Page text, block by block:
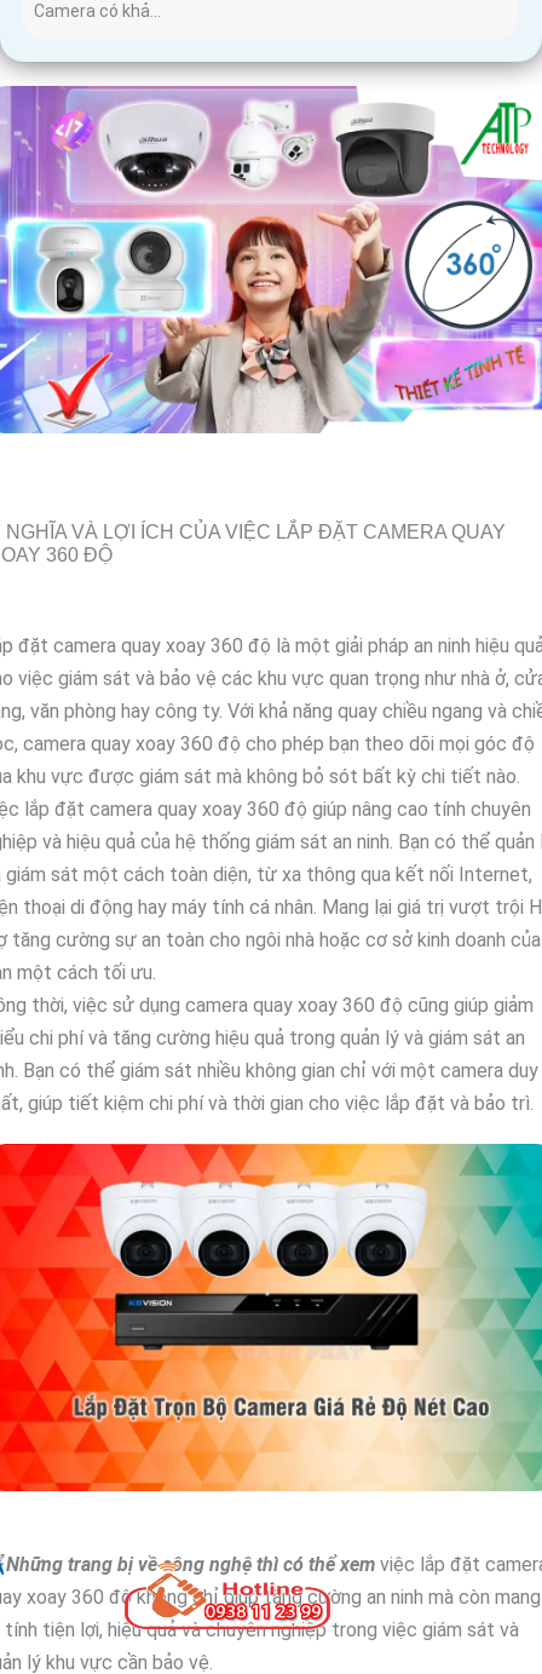
Camera có khả...
NGHĨA VÀ LỢI ÍCH CỦA VIỆC LẮP ĐẶT CAMERA QUAY
360 ĐỘ
đặt camera quay xoay 360 độ là một giải pháp an ninh hiệu
việc giám sát và bảo vệ các khu vực quan trọng như nhà ở,
văn phòng hay công ty. Với khả năng quay chiều ngang và
camera quay xoay 360 độ cho phép bạn theo dõi mọi góc độ
khu vực được giám sát mà không bỏ sót bất kỳ chi tiết nào.
lắp đặt camera quay xoay 360 độ giúp nâng cao tính chuyên
và hiệu quả của hệ thống giám sát an ninh. Bạn có thể quản
giám sát một cách toàn diện, từ xa thông qua kết nối Internet,
thoại di động hay máy tính cá nhân. Mang lại giá trị vượt trội
tăng cường sự an toàn cho ngôi nhà hoặc cơ sở kinh doanh của
một cách tối ưu.
thời, việc sử dụng camera quay xoay 360 độ cũng giúp giảm
chi phí và tăng cường hiệu quả trong quản lý và giám sát an
Bạn có thể giám sát nhiều không gian chỉ với một camera duy
giúp tiết kiệm chi phí và thời gian cho việc lắp đặt và bảo trì.
Những trang bị về công nghệ thì có thể xem việc lắp đặt
xoay 360 độ không chỉ giúp tăng cường an ninh mà còn mang
tính tiện lợi, hiệu quả và chuyên nghiệp trong việc giám sát và
lý khu vực cần bảo vệ.